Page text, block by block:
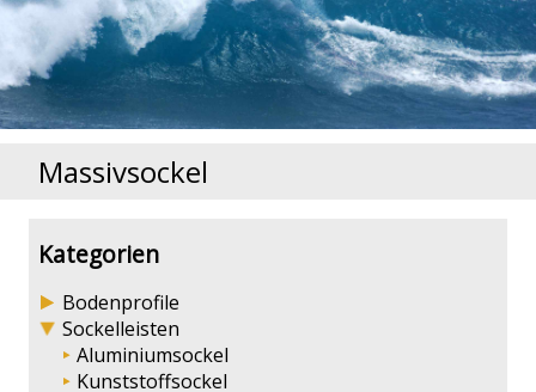
Massivsockel
Kategorien
Bodenprofile
Sockelleisten
Aluminiumsockel
Kunststoffsockel